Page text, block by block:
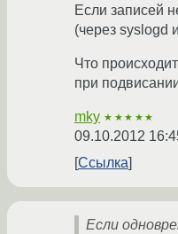
Если записей
(через syslogd
Что
при
mky ★★★★★
09.10.2012
Ссылка
Если